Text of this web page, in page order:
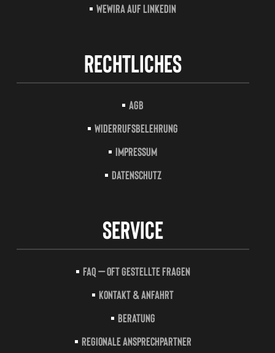
Wewira auf LinkedIn
Rechtliches
AGB
Widerrufsbelehrung
Impressum
Datenschutz
Service
FAQ – Oft gestellte Fragen
Kontakt & Anfahrt
Beratung
Regionale Ansprechpartner